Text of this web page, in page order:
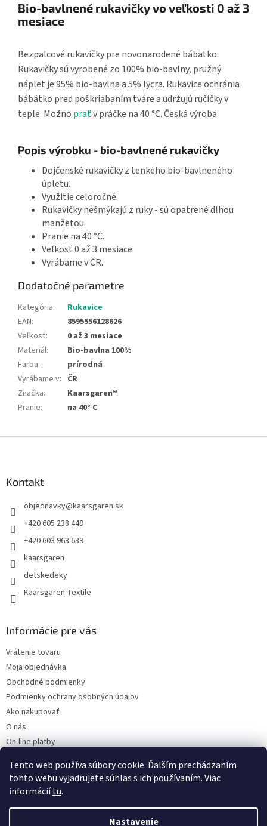
Tento web používa súbory cookie. Ďalším prechádzaním
tohto webu vyjadrujete súhlas s ich používaním. Viac
informáciítu.
Nastavenie
Bio-bavlnené rukavičky vo veľkosti 0 až 3
mesiace
Bezpalcové rukavičky pre novonarodené bábätko.
Rukavičky sú vyrobené zo 100% bio-bavlny, pružný
náplet je 95% bio-bavlna a 5% lycra. Rukavice ochránia
bábätko pred poškriabaním tváre a udržujú ručičky v
teple. Možno praťv práčke na 40 °C. Česká výroba.
Popis výrobku - bio-bavlnené rukavičky
Dojčenské rukavičky z tenkého bio-bavlneného
úpletu.
Využitie celoročné.
Rukavičky nešmýkajú z ruky - sú opatrené dlhou
manžetou.
Pranie na 40 °C.
Veľkosť 0 až 3 mesiace.
Vyrábame v ČR.
Dodatočné parametre
Kategória:
Rukavice
EAN:
8595556128626
Veľkosť:
0 až 3 mesiace
Materiál:
Bio-bavlna 100%
Farba:
prírodná
Vyrábame v: ČR
Značka:
Kaarsgaren®
Pranie: na 40° C
Kontakt
objednavky@kaarsgaren.sk
+420 605 238 449
+420 603 963 639
kaarsgaren
detskedeky
Kaarsgaren Textile
Informácie pre vás
Vrátenie tovaru
Moja objednávka
Obchodné podmienky
Podmienky ochrany osobných údajov
Ako nakupovať
O nás
On-line platby
Čo dať do kočíka v zime?